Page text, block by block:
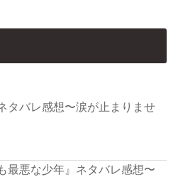
タバレ感想〜涙が止まりませ
最悪な少年』ネタバレ感想〜